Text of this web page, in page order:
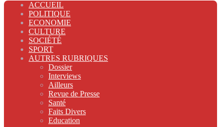
ACCUEIL
POLITIQUE
ECONOMIE
CULTURE
SOCIÉTÉ
SPORT
AUTRES RUBRIQUES
Dossier
Interviews
Ailleurs
Revue de Presse
Santé
Faits Divers
Education